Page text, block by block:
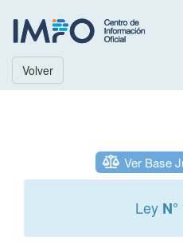
Volver
Ver Base
Ley